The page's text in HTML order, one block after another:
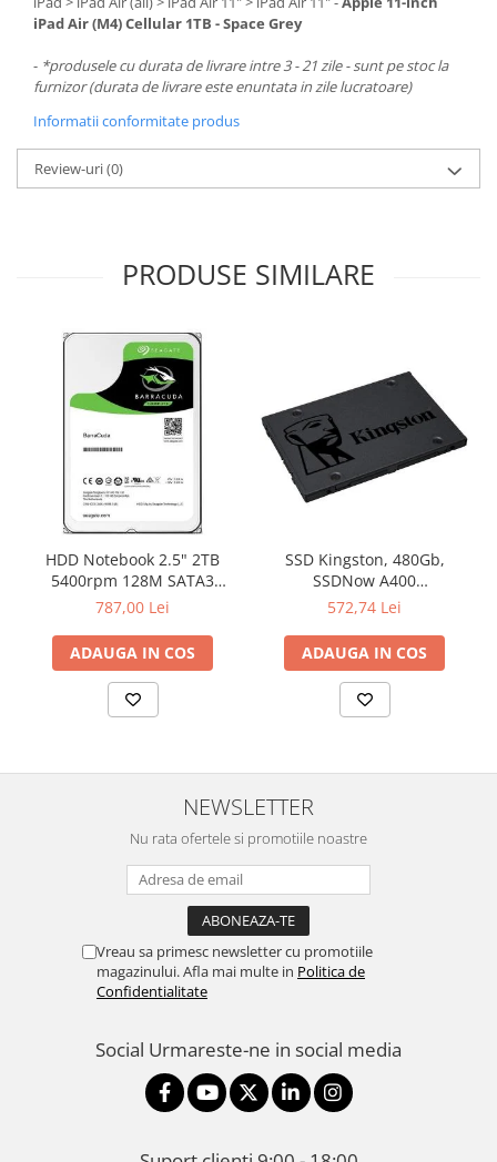
iPad Air (M4) Cellular 1TB - Space Grey
- *produsele cu durata de livrare intre 3 - 21 zile - sunt pe stoc la
furnizor (durata de livrare este enuntata in zile lucratoare)
Informatii conformitate produs
Review-uri(0)
PRODUSE SIMILARE
HDD Notebook 2.5" 2TB
5400rpm 128M SATA3
SEAGATE
787,00 Lei
ADAUGA IN COS
SSD Kingston, 480Gb,
SSDNow A400
"SA400S37/480G"
572,74 Lei
ADAUGA IN COS
NEWSLETTER
Nu rata ofertele si promotiile noastre
Vreau sa primesc newsletter cu promotiile
magazinului. Afla mai multe in Politica de
Confidentialitate
Social Urmareste-ne in social media